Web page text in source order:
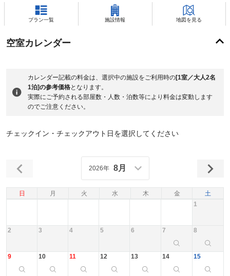
プラン一覧 施設情報 地図を見る
空室カレンダー
カレンダー記載の料金は、選択中の施設をご利用時の[1室／大人2名
1泊]の参考価格となります。
実際にご予約される部屋数・人数・泊数等により料金は変動します
のでご注意ください。
チェックイン・チェックアウト日を選択してください
日 月 火 水 木 金 土
2026年 8月
1
2 3 4 5 6 7 8
9 10 11 12 13 14 15